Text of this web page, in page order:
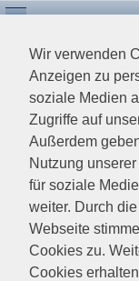
Wir verwenden
Anzeigen zu
soziale Medien
Zugriffe auf
Außerdem
Nutzung
für soziale
weiter. Durch
Webseite
Cookies zu.
Cookies
Ein Fehler ist
Haftungsausschluss /